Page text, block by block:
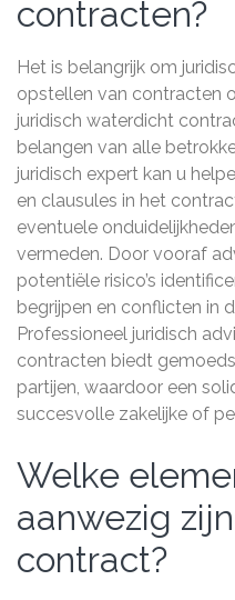
contracten?
Het is belangrijk om
opstellen van contracten
juridisch waterdicht
belangen van alle
juridisch expert kan u
en clausules in het
eventuele
vermeden. Door vooraf
potentiële risico’s
begrijpen en conflicten in
Professioneel juridisch
contracten biedt
partijen, waardoor een
succesvolle zakelijke of
Welke
aanwezig
contract?